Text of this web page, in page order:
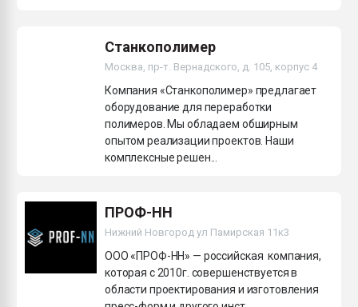
Станкополимер
Москва, пр-т. Вернадского, д. 105, корпус 4
Компания «Станкополимер» предлагает
оборудование для переработки
полимеров. Мы обладаем обширным
опытом реализации проектов. Наши
комплексные решен...
ПРОФ-НН
Нижний Новгород ул Памирская 11к3
ООО «ПРОФ-НН» — российская компания,
которая с 2010г. совершенствуется в
области проектирования и изготовления